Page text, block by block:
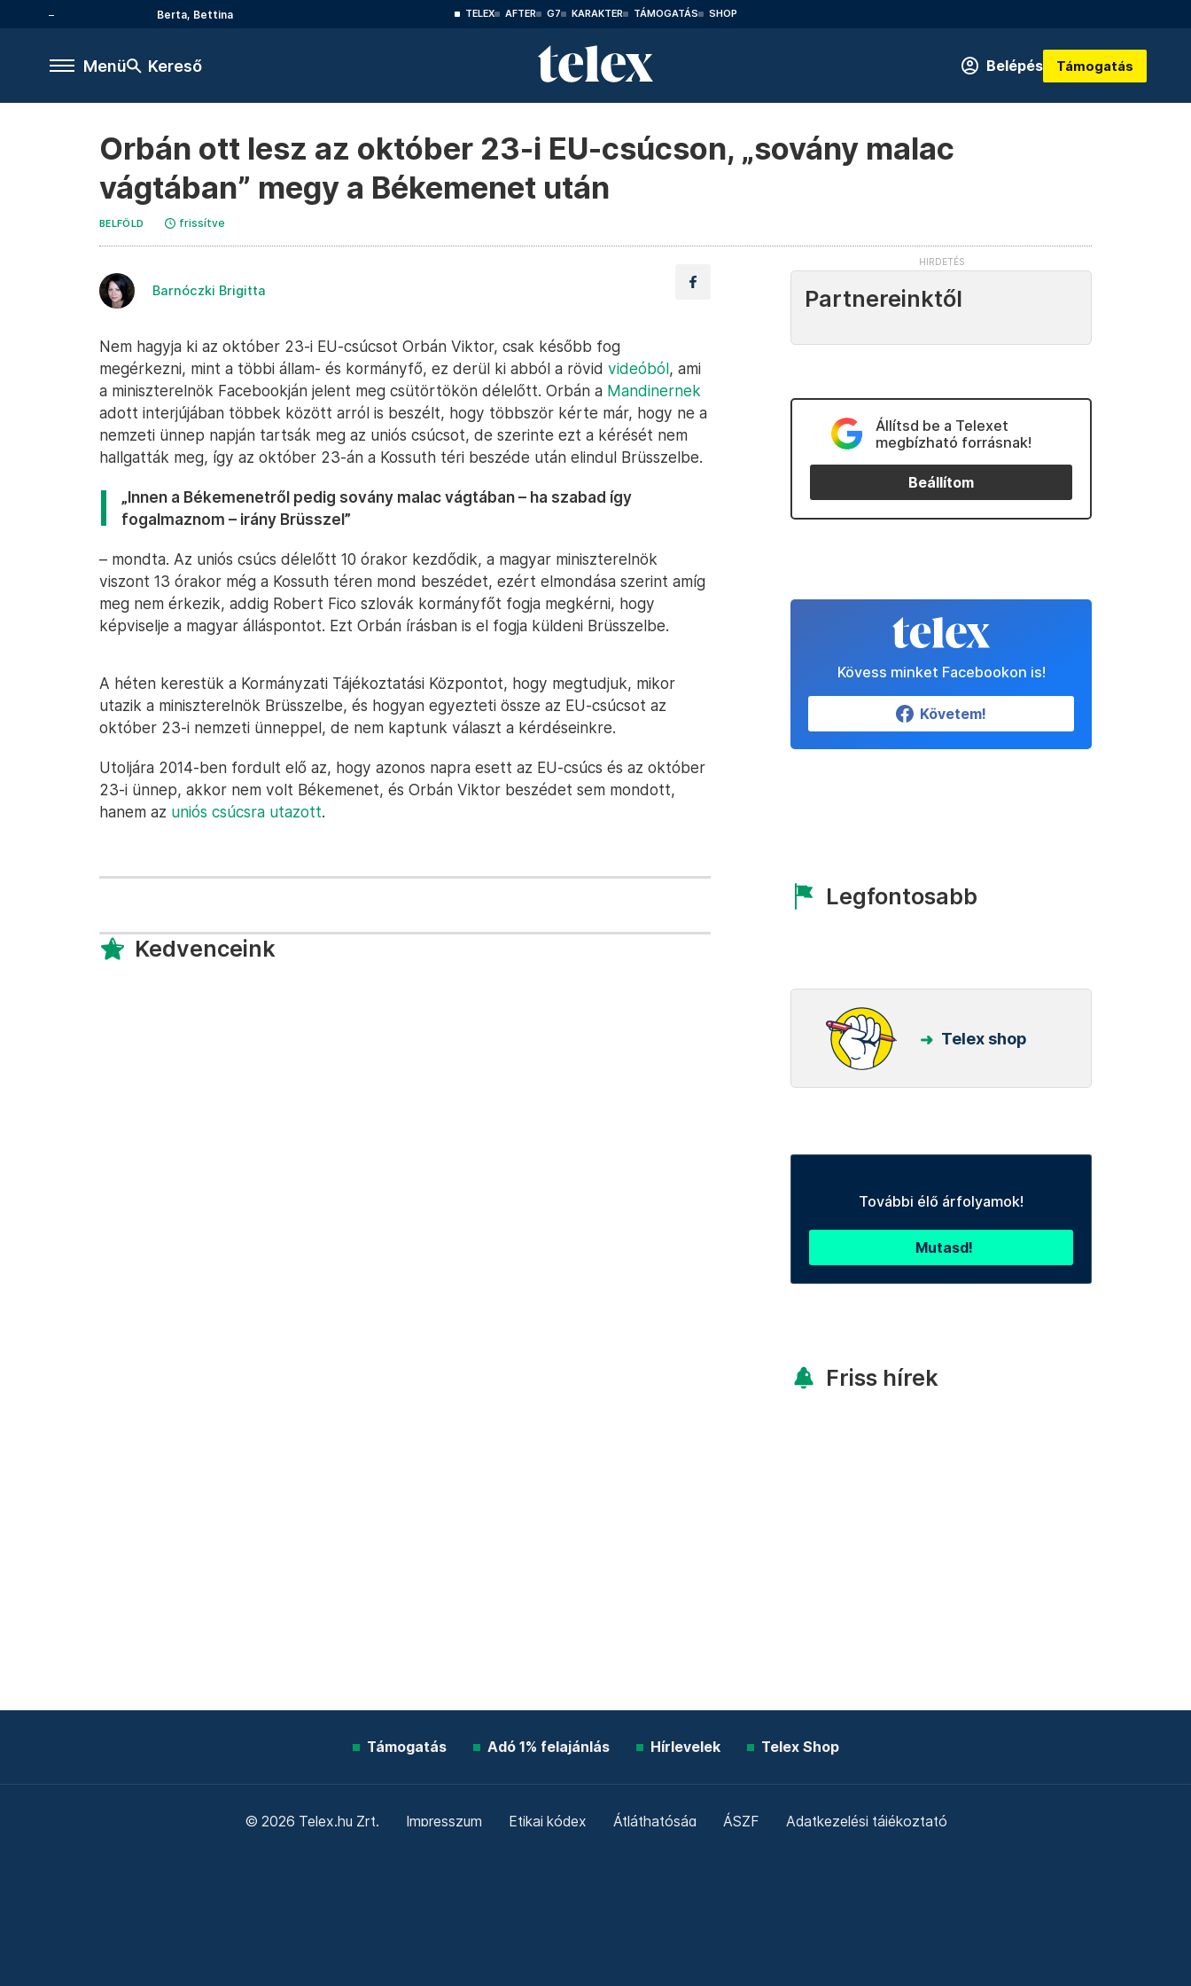
Berta, Bettina TELEX AFTER G7 KARAKTER TÁMOGATÁS SHOP
Menü Kereső Belépés Támogatás
Orbán ott lesz az október 23-i EU-csúcson, „sovány malac
vágtában” megy a Békemenet után
BELFÖLD frissítve
Barnóczki Brigitta
Nem hagyja ki az október 23-i EU-csúcsot Orbán Viktor, csak később fog
megérkezni, mint a többi állam- és kormányfő, ez derül ki abból a rövid videóból, ami
a miniszterelnök Facebookján jelent meg csütörtökön délelőtt. Orbán a Mandinernek
adott interjújában többek között arról is beszélt, hogy többször kérte már, hogy ne a
nemzeti ünnep napján tartsák meg az uniós csúcsot, de szerinte ezt a kérését nem
hallgatták meg, így az október 23-án a Kossuth téri beszéde után elindul Brüsszelbe.
„Innen a Békemenetről pedig sovány malac vágtában – ha szabad így
fogalmaznom – irány Brüsszel”
– mondta. Az uniós csúcs délelőtt 10 órakor kezdődik, a magyar miniszterelnök
viszont 13 órakor még a Kossuth téren mond beszédet, ezért elmondása szerint amíg
meg nem érkezik, addig Robert Fico szlovák kormányfőt fogja megkérni, hogy
képviselje a magyar álláspontot. Ezt Orbán írásban is el fogja küldeni Brüsszelbe.
A héten kerestük a Kormányzati Tájékoztatási Központot, hogy megtudjuk, mikor
utazik a miniszterelnök Brüsszelbe, és hogyan egyezteti össze az EU-csúcsot az
október 23-i nemzeti ünneppel, de nem kaptunk választ a kérdéseinkre.
Utoljára 2014-ben fordult elő az, hogy azonos napra esett az EU-csúcs és az október
23-i ünnep, akkor nem volt Békemenet, és Orbán Viktor beszédet sem mondott,
hanem az uniós csúcsra utazott.
Kedvenceink
Partnereinktől
Állítsd be a Telexet
megbízható forrásnak!
Beállítom
Kövess minket Facebookon is!
Követem!
Legfontosabb
Telex shop
További élő árfolyamok!
Mutasd!
Friss hírek
Támogatás Adó 1% felajánlás Hírlevelek Telex Shop
© 2026 Telex.hu Zrt. Impresszum Etikai kódex Átláthatóság ÁSZF Adatkezelési tájékoztató